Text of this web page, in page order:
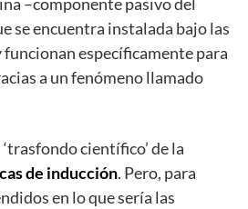
se encuentra instalada bajo las
funcionan específicamente para
a un fenómeno llamado
científico’ de la
de inducción. Pero, para
en lo que sería las